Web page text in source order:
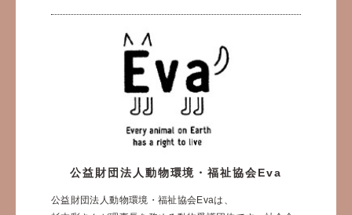
公益財団法人動物環境・福祉協会Eva
公益財団法人動物環境・福祉協会Evaは、